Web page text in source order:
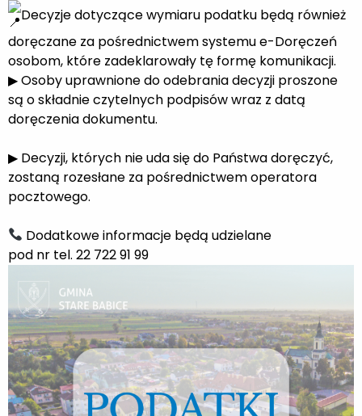
Decyzje dotyczące wymiaru podatku będą również
doręczane za pośrednictwem systemu e-Doręczeń
osobom, które zadeklarowały tę formę komunikacji.
▶ Osoby uprawnione do odebrania decyzji proszone
są o składnie czytelnych podpisów wraz z datą
doręczenia dokumentu.
▶ Decyzji, których nie uda się do Państwa doręczyć,
zostaną rozesłane za pośrednictwem operatora
pocztowego.
Dodatkowe informacje będą udzielane
pod nr tel. 22 722 91 99